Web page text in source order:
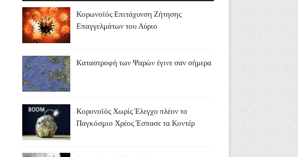
Κορωνοϊός Επιτάχυνση Ζήτησης
Επαγγελμάτων του Αύριο
Καταστροφή των Ψαρών έγινε σαν σήμερα
Κορονοϊός Χωρίς Έλεγχο πλέον το
Παγκόσμιο Χρέος Έσπασε τα Κοντέρ